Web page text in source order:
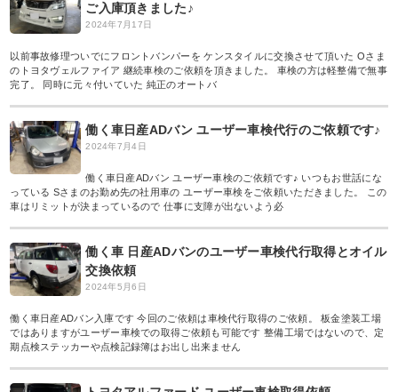
ご入庫頂きました♪
2024年7月17日
以前事故修理ついでにフロントバンパーを ケンスタイルに交換させて頂いた Oさま
のトヨタヴェルファイア 継続車検のご依頼を頂きました。 車検の方は軽整備で無事
完了。 同時に元々付いていた 純正のオートバ
働く車日産ADバン ユーザー車検代行のご依頼です♪
2024年7月4日
働く車日産ADバン ユーザー車検のご依頼です♪ いつもお世話にな
っている Sさまのお勤め先の社用車の ユーザー車検をご依頼いただきました。 この
車はリミットが決まっているので 仕事に支障が出ないよう必
働く車 日産ADバンのユーザー車検代行取得とオイル
交換依頼
2024年5月6日
働く車日産ADバン入庫です 今回のご依頼は車検代行取得のご依頼。 板金塗装工場
ではありますがユーザー車検での取得ご依頼も可能です 整備工場ではないので、定
期点検ステッカーや点検記録簿はお出し出来ません